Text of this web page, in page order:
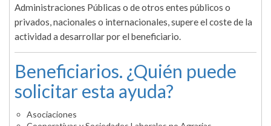
Administraciones Públicas o de otros entes públicos o
privados, nacionales o internacionales, supere el coste de la
actividad a desarrollar por el beneficiario.
Beneficiarios. ¿Quién puede
solicitar esta ayuda?
Asociaciones